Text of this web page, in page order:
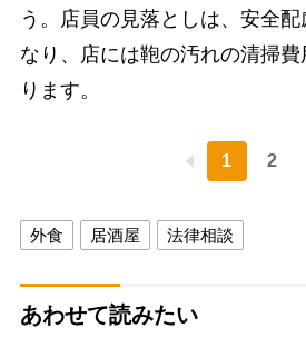
う。店員の見落としは、安全
なり、店には鞄の汚れの清掃
ります。
1 2
外食 居酒屋 法律相談
あわせて読みたい